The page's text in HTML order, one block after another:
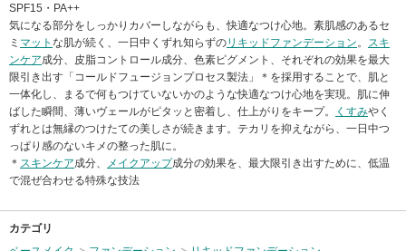
SPF15・PA++
気になる部分をしっかりカバーしながらも、快適なつけ心地。素肌感のあるセ
ミ マット な肌が続く、一日中くずれ知らずのリキッドファンデーション。 スキ
ンケア成分、皮脂コントロール成分、色素ピグメント、それぞれの効果を最大
限引き出す「コールドフュージョンプロセス製法」＊を採用することで、肌と
一体化し、まるで何もつけていないかのような快適なつけ心地を実現。肌に伸
ばした瞬間、薄いヴェールがピタッと密着し、仕上がりをキープ。
くすみやく
ずれとは無縁のつけたての美しさが続きます。テカリを抑えながら、一日中つ
っぱり感のないキメの整った肌に。
＊ スキンケア成分、 メイクアップ成分の効果を、最大限引き出すために、低温
で混ぜ合わせる特殊な技法
カテゴリ